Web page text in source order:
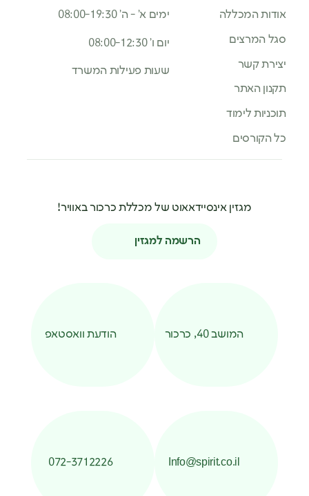
אודות המכללה
סגל המרצים
יצירת קשר
תקנון האתר
תוכניות לימוד
כל הקורסים
ימים א’ - ה’ 08:00-19:30
יום ו’ 08:00-12:30
שעות פעילות המשרד
מגזין אינסיידאאוט של מכללת כרכור באוויר!
הרשמה למגזין
המושב 40, כרכור הודעת וואסטאפ
Info@spirit.co.il
072-3712226